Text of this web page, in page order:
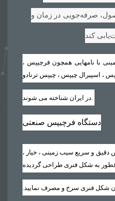
صرفه‌جویی در زمان و
کند
با نامهایی همچون فرچیپس ،
، اسپیرال چیپس ، چیپس ترنادو
در ایران شناخته می شوند
دستگاه فرچیپس صنعتی
دقیق و سریع سیب زمینی ، خیار ،
به شکل فنری طراحی گردیده
شکل فنری سرخ و مصرف نمایید‏.‏